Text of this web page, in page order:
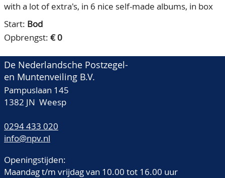
with a lot of extra's, in 6 nice self-made albums, in box
Start: Bod
Opbrengst: € 0
De Nederlandsche Postzegel-
en Muntenveiling B.V.
Pampuslaan 145
1382 JN Weesp
0294 433 020
info@npv.nl
Openingstijden:
Maandag t/m vrijdag van 10.00 tot 16.00 uur